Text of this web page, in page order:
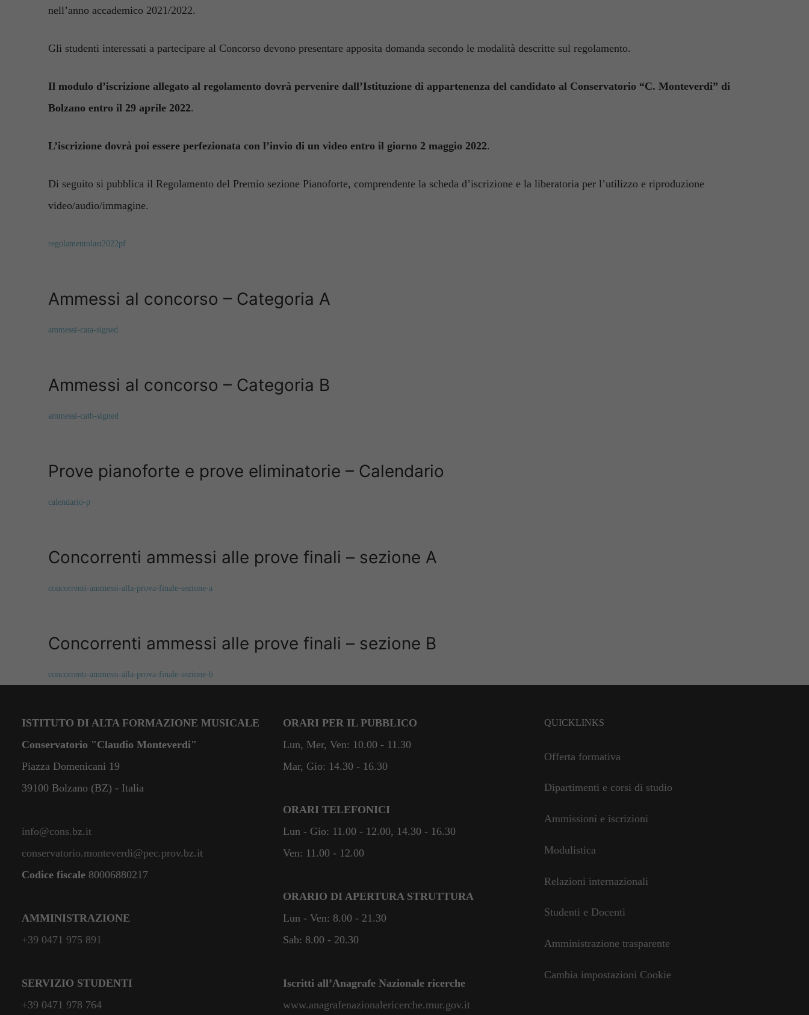
nell’anno accademico 2021/2022.
Gli studenti interessati a partecipare al Concorso devono presentare apposita domanda secondo le modalità descritte sul regolamento.
Il modulo d’iscrizione allegato al regolamento dovrà pervenire dall’Istituzione di appartenenza del candidato al Conservatorio “C. Monteverdi” di
Bolzano entro il 29 aprile 2022.
L’iscrizione dovrà poi essere perfezionata con l’invio di un video entro il giorno 2 maggio 2022.
Di seguito si pubblica il Regolamento del Premio sezione Pianoforte, comprendente la scheda d’iscrizione e la liberatoria per l’utilizzo e riproduzione
video/audio/immagine.
regolamentolast2022pf
Ammessi al concorso – Categoria A
ammessi-cata-signed
Ammessi al concorso – Categoria B
ammessi-catb-signed
Prove pianoforte e prove eliminatorie – Calendario
calendario-p
Concorrenti ammessi alle prove finali – sezione A
concorrenti-ammessi-alla-prova-finale-sezione-a
Concorrenti ammessi alle prove finali – sezione B
concorrenti-ammessi-alla-prova-finale-sezione-b
ISTITUTO DI ALTA FORMAZIONE MUSICALE
Conservatorio "Claudio Monteverdi"
Piazza Domenicani 19
39100 Bolzano (BZ) - Italia
info@cons.bz.it
conservatorio.monteverdi@pec.prov.bz.it
Codice fiscale 80006880217
AMMINISTRAZIONE
+39 0471 975 891
SERVIZIO STUDENTI
+39 0471 978 764
ORARI PER IL PUBBLICO
Lun, Mer, Ven: 10.00 - 11.30
Mar, Gio: 14.30 - 16.30
ORARI TELEFONICI
Lun - Gio: 11.00 - 12.00, 14.30 - 16.30
Ven: 11.00 - 12.00
ORARIO DI APERTURA STRUTTURA
Lun - Ven: 8.00 - 21.30
Sab: 8.00 - 20.30
Iscritti all’Anagrafe Nazionale ricerche
www.anagrafenazionalericerche.mur.gov.it
QUICKLINKS
Offerta formativa
Dipartimenti e corsi di studio
Ammissioni e iscrizioni
Modulistica
Relazioni internazionali
Studenti e Docenti
Amministrazione trasparente
Cambia impostazioni Cookie
consentirci
e la